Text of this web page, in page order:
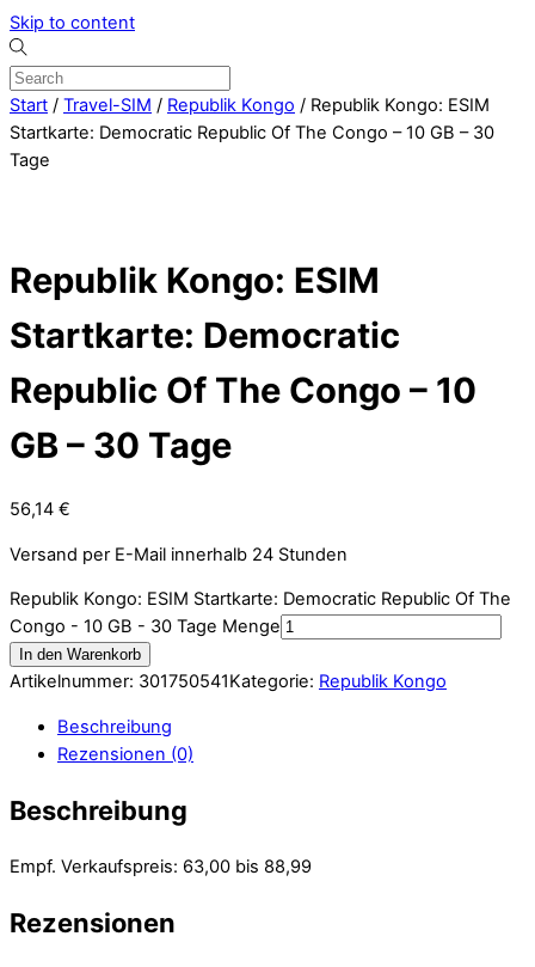
Skip to content
Start / Travel-SIM / Republik Kongo / Republik Kongo: ESIM
Startkarte: Democratic Republic Of The Congo – 10 GB – 30
Tage
Republik Kongo: ESIM
Startkarte: Democratic
Republic Of The Congo – 10
GB – 30 Tage
56,14 €
Versand per E-Mail innerhalb 24 Stunden
Republik Kongo: ESIM Startkarte: Democratic Republic Of The
Congo - 10 GB - 30 Tage Menge
In den Warenkorb
Artikelnummer: 301750541Kategorie: Republik Kongo
Beschreibung
Rezensionen (0)
Beschreibung
Empf. Verkaufspreis: 63,00 bis 88,99
Rezensionen